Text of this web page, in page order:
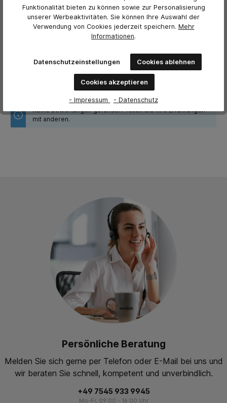
Durchschnittliche Bewertung von 0 von 5 Sternen
Bewerten Sie dieses Produkt!
Teilen Sie Ihre Erfahrungen mit anderen Kunden.
Keine Bewertungen gefunden. Teilen Sie Ihre Erfahrungen
mit anderen.
Persönliche Beratung
Melden Sie sich gerne per Telefon oder E-Mail bei uns und
wir beraten Sie schnell, kompetent und unverbindlich.
+49 7545 933 9945
Mo-Fr, 09:00 - 16:00 Uhr
Funktionalität bieten zu können sowie zur Personalisierung
unserer Werbeaktivitäten. Sie können Ihre Auswahl der
Verwendung von Cookies jederzeit speichern. Mehr
Informationen.
Datenschutzeinstellungen Cookies ablehnen
Cookies akzeptieren
- Impressum - Datenschutz